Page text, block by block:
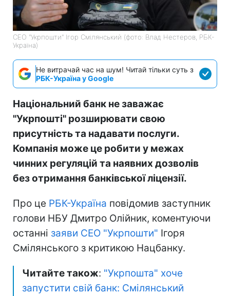
СЕО "Укрпошти" Ігор Смілянський (фото: Влад Нестеров, РБК-
Україна)
Не витрачай час на шум! Читай тільки суть з
РБК-Україна у Google
Національний банк не заважає
"Укрпошті" розширювати свою
присутність та надавати послуги.
Компанія може це робити у межах
чинних регуляцій та наявних дозволів
без отримання банківської ліцензії.
Про це РБК-Україна повідомив заступник
голови НБУ Дмитро Олійник, коментуючи
останні заяви СЕО "Укрпошти" Ігоря
Смілянського з критикою Нацбанку.
Читайте також: "Укрпошта" хоче
запустити свій банк: Смілянський